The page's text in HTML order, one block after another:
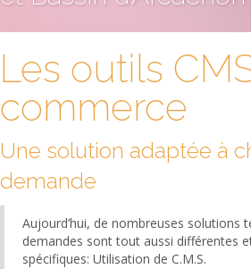
Vous êtes ici :
CMS & E-commerce
Vous êtes ici : Accueil L'agence
Les outils
commerce
Une solution adaptée à
demande
Aujourd’hui, de nombreuses solutions
demandes sont tout aussi différentes
spécifiques: Utilisation de C.M.S.